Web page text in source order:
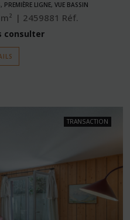
PREMIÈRE LIGNE, VUE BASSIN
m² 2459881 Réf.
consulter
TRANSACTION